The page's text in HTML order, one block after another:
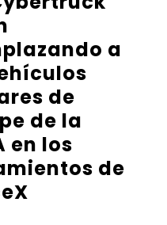
a
de
de la
en los
de